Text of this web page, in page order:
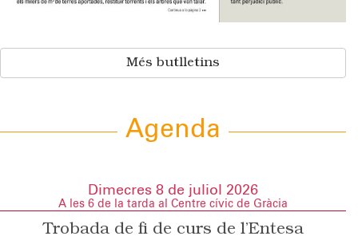
Més butlletins
Agenda
Dimecres 8 de juliol 2026
A les 6 de la tarda al Centre cívic de Gràcia
Trobada de fi de curs de l’Entesa